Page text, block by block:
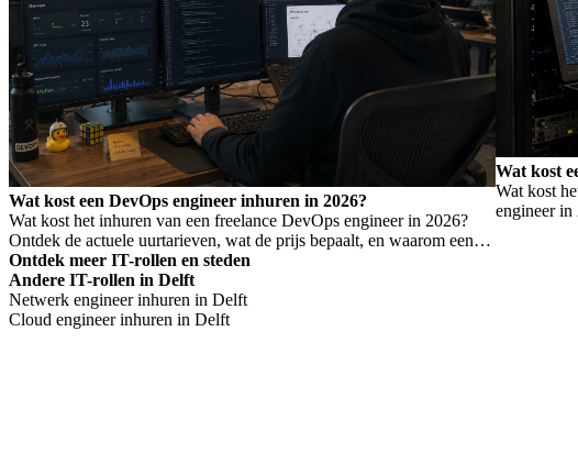
Wat kost een DevOps engineer inhuren in 2026?
Wat kost het inhuren van een freelance DevOps engineer in 2026?
Ontdek de actuele uurtarieven, wat de prijs bepaalt, en waarom een
laag tarief niet altijd goedkoper is.
Wat kost
Wat kost
engineer in
Ontdek meer IT-rollen en steden
Andere IT-rollen in Delft
Netwerk engineer inhuren in Delft
Cloud engineer inhuren in Delft